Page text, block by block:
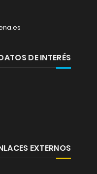
DE INTERÉS
EXTERNOS